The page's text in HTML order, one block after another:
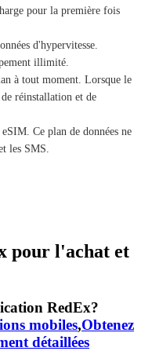
pour la première fois
d'hypervitesse.
illimité.
à tout moment. Lorsque le
réinstallation et de
Ce plan de données ne
les SMS.
pour l'achat et
RedEx?
mobiles,Obtenez
détaillées